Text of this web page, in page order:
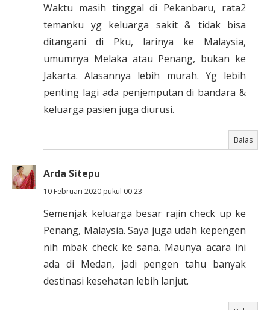
Waktu masih tinggal di Pekanbaru, rata2
temanku yg keluarga sakit & tidak bisa
ditangani di Pku, larinya ke Malaysia,
umumnya Melaka atau Penang, bukan ke
Jakarta. Alasannya lebih murah. Yg lebih
penting lagi ada penjemputan di bandara &
keluarga pasien juga diurusi.
Balas
Arda Sitepu
10 Februari 2020 pukul 00.23
Semenjak keluarga besar rajin check up ke
Penang, Malaysia. Saya juga udah kepengen
nih mbak check ke sana. Maunya acara ini
ada di Medan, jadi pengen tahu banyak
destinasi kesehatan lebih lanjut.